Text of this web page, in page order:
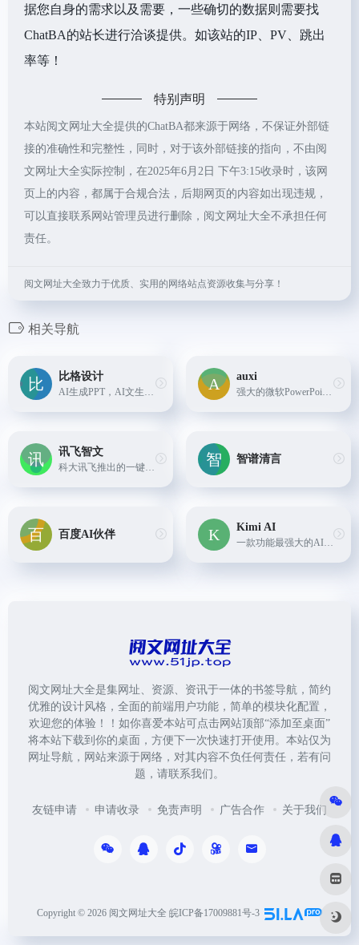
据您自身的需求以及需要，一些确切的数据则需要找
ChatBA的站长进行洽谈提供。如该站的IP、PV、跳出
率等！
特别声明
本站阅文网址大全提供的ChatBA都来源于网络，不保证外部链
接的准确性和完整性，同时，对于该外部链接的指向，不由阅
文网址大全实际控制，在2025年6月2日 下午3:15收录时，该网
页上的内容，都属于合规合法，后期网页的内容如出现违规，
可以直接联系网站管理员进行删除，阅文网址大全不承担任何
责任。
阅文网址大全致力于优质、实用的网络站点资源收集与分享！
相关导航
比格设计
AI生成PPT，AI文生图，AI抠图，AI图片高清....
auxi
强大的微软PowerPoint的AI插件，以文字聊天方式来对ppt进行增加间距、对齐、添加文本框、保存PPT等操作。
讯飞智文
科大讯飞推出的一键生成Word、PPT文档的ai工具
智谱清言
百度AI伙伴
Kimi AI
一款功能最强大的AI智能助手,功能包括：对话、超长文本阅读、语音转文字、信息搜索、文件内容处理
阅文网址大全是集网址、资源、资讯于一体的书签导航，简约
优雅的设计风格，全面的前端用户功能，简单的模块化配置，
欢迎您的体验！！如你喜爱本站可点击网站顶部“添加至桌面”
将本站下载到你的桌面，方便下一次快速打开使用。本站仅为
网址导航，网站来源于网络，对其内容不负任何责任，若有问
题，请联系我们。
友链申请 申请收录 免责声明 广告合作 关于我们
Copyright © 2026 阅文网址大全 皖ICP备17009881号-3